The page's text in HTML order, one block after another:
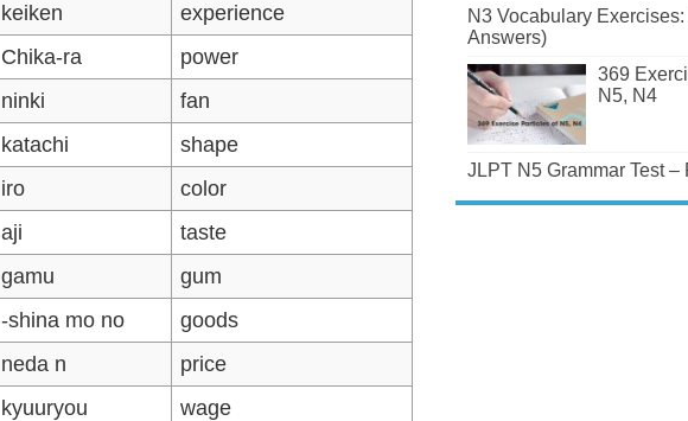
keiken
experience
Chika-ra
power
ninki
fan
katachi
shape
iro
color
aji
taste
gamu
gum
-shina mo no
goods
neda n
price
kyuuryou
wage
N3 Vocabulary Exercises:
Answers)
369
N5, N4
JLPT N5 Grammar Test –